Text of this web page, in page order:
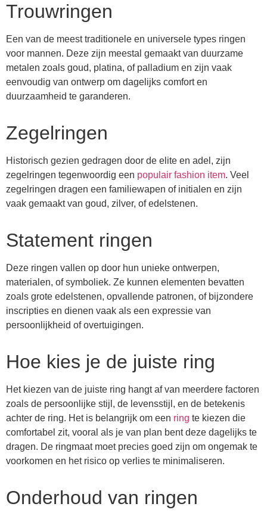
Trouwringen
Een van de meest traditionele en universele types ringen
voor mannen. Deze zijn meestal gemaakt van duurzame
metalen zoals goud, platina, of palladium en zijn vaak
eenvoudig van ontwerp om dagelijks comfort en
duurzaamheid te garanderen.
Zegelringen
Historisch gezien gedragen door de elite en adel, zijn
zegelringen tegenwoordig een populair fashion item. Veel
zegelringen dragen een familiewapen of initialen en zijn
vaak gemaakt van goud, zilver, of edelstenen.
Statement ringen
Deze ringen vallen op door hun unieke ontwerpen,
materialen, of symboliek. Ze kunnen elementen bevatten
zoals grote edelstenen, opvallende patronen, of bijzondere
inscripties en dienen vaak als een expressie van
persoonlijkheid of overtuigingen.
Hoe kies je de juiste ring
Het kiezen van de juiste ring hangt af van meerdere factoren
zoals de persoonlijke stijl, de levensstijl, en de betekenis
achter de ring. Het is belangrijk om een ring te kiezen die
comfortabel zit, vooral als je van plan bent deze dagelijks te
dragen. De ringmaat moet precies goed zijn om ongemak te
voorkomen en het risico op verlies te minimaliseren.
Onderhoud van ringen